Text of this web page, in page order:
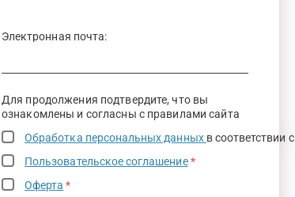
Электронная почта:
Для продолжения подтвердите, что вы
ознакомлены и согласны с правилами сайта
Обработка персональных данных в соответствии с
Пользовательское соглашение *
Оферта *